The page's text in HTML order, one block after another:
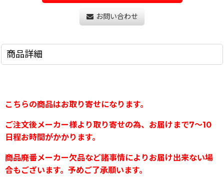
お問い合わせ
商品詳細
こちらの商品はお取り寄せになります。
ご注文後メーカー様より取り寄せの為、お届けまで7〜10
日程お時間がかかります。
商品廃番メーカー欠品など諸事情によりお届け出来ない場
合もございます。予めご了承願います。